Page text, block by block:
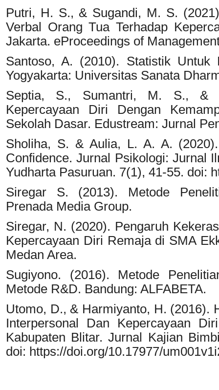
Putri, H. S., & Sugandi, M. S.
Verbal Orang Tua Terhadap
Jakarta. eProceedings of
Santoso, A. (2010). Statistik
Yogyakarta: Universitas Sanata
Septia, S., Sumantri, M. S., &
Kepercayaan Diri Dengan
Sekolah Dasar. Edustream: Jurnal
Sholiha, S. & Aulia, L. A. A.
Confidence. Jurnal Psikologi: Jurnal
Yudharta Pasuruan. 7(1), 41-55. doi:
Siregar S. (2013). Metode
Prenada Media Group.
Siregar, N. (2020). Pengaruh
Kepercayaan Diri Remaja di SMA
Medan Area.
Sugiyono. (2016). Metode
Metode R&D. Bandung: ALFABETA.
Utomo, D., & Harmiyanto, H. (2016).
Interpersonal Dan Kepercayaan
Kabupaten Blitar. Jurnal Kajian
doi: https://doi.org/10.17977/